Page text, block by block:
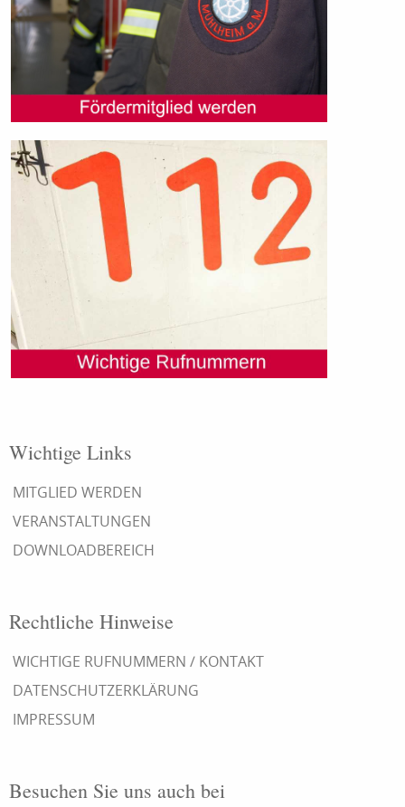
Wichtige Links
MITGLIED WERDEN
VERANSTALTUNGEN
DOWNLOADBEREICH
Rechtliche Hinweise
WICHTIGE RUFNUMMERN / KONTAKT
DATENSCHUTZERKLÄRUNG
IMPRESSUM
Besuchen Sie uns auch bei